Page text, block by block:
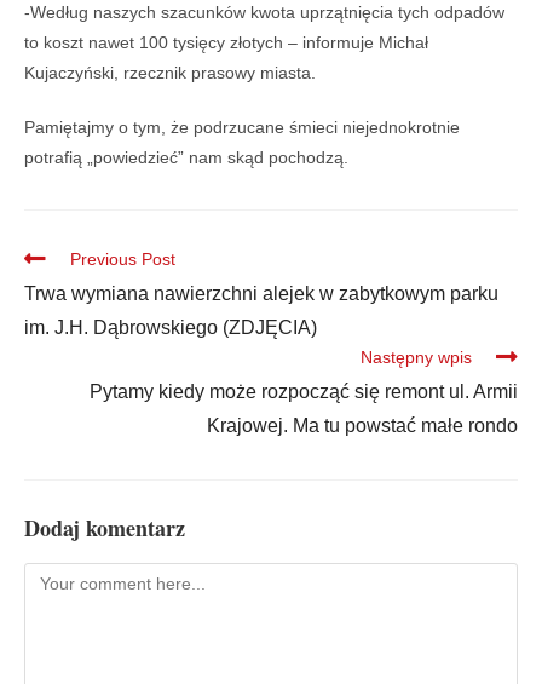
-Według naszych szacunków kwota uprzątnięcia tych odpadów
to koszt nawet 100 tysięcy złotych – informuje Michał
Kujaczyński, rzecznik prasowy miasta.
Pamiętajmy o tym, że podrzucane śmieci niejednokrotnie
potrafią „powiedzieć” nam skąd pochodzą.
Previous Post
Trwa wymiana nawierzchni alejek w zabytkowym parku
im. J.H. Dąbrowskiego (ZDJĘCIA)
Następny wpis
Pytamy kiedy może rozpocząć się remont ul. Armii
Krajowej. Ma tu powstać małe rondo
Dodaj komentarz